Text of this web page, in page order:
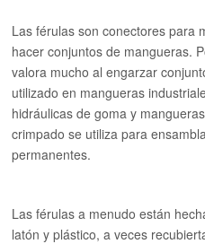
Las férulas son conectores para
hacer conjuntos de mangueras.
valora mucho al engarzar
utilizado en mangueras
hidráulicas de goma y
crimpado se utiliza para
permanentes.
Las férulas a menudo están
latón y plástico, a veces